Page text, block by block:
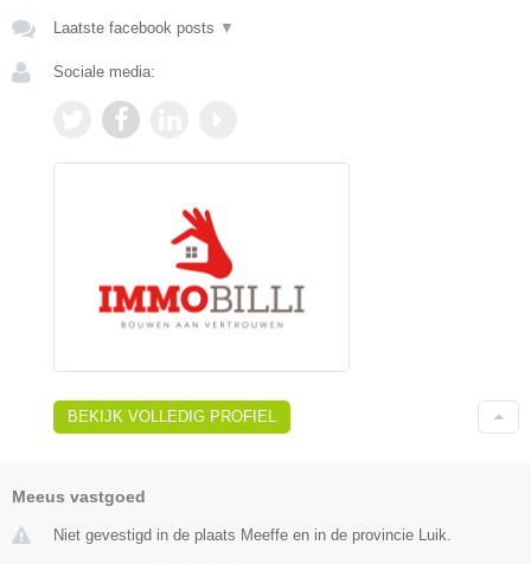
Laatste facebook posts ▼
Sociale media:
BEKIJK VOLLEDIG PROFIEL
Meeus vastgoed
Niet gevestigd in de plaats Meeffe en in de provincie Luik.